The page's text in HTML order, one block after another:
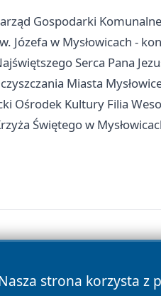
Gospodarki
Józefa w Mysłowicach -
Serca Pana
Miasta
Ośrodek Kultury Filia
Świętego w
strona korzysta z